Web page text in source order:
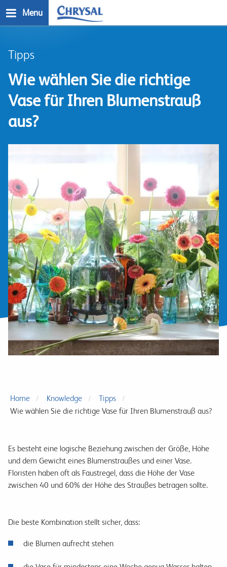
zum
Menu
Tipps
Wie wählen Sie die richtige
Vase für Ihren Blumenstrauß
aus?
Home Knowledge
Tipps
Wie wählen Sie die richtige Vase für Ihren Blumenstrauß aus?
Es besteht eine logische Beziehung zwischen der Größe, Höhe
und dem Gewicht eines Blumenstraußes und einer Vase.
Floristen haben oft als Faustregel, dass die Höhe der Vase
zwischen 40 und 60% der Höhe des Straußes betragen sollte.
Die beste Kombination stellt sicher, dass:
die Blumen aufrecht stehen